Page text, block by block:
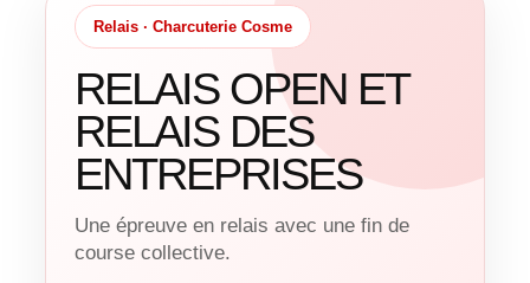
Relais · Charcuterie Cosme
RELAIS OPEN ET
RELAIS DES
ENTREPRISES
Une épreuve en relais avec une fin de
course collective.